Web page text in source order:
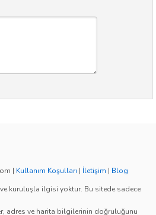
| Kullanım Koşulları | İletişim | Blog
kuruluşla ilgisi yoktur. Bu sitede sadece
adres ve harita bilgilerinin doğruluğunu